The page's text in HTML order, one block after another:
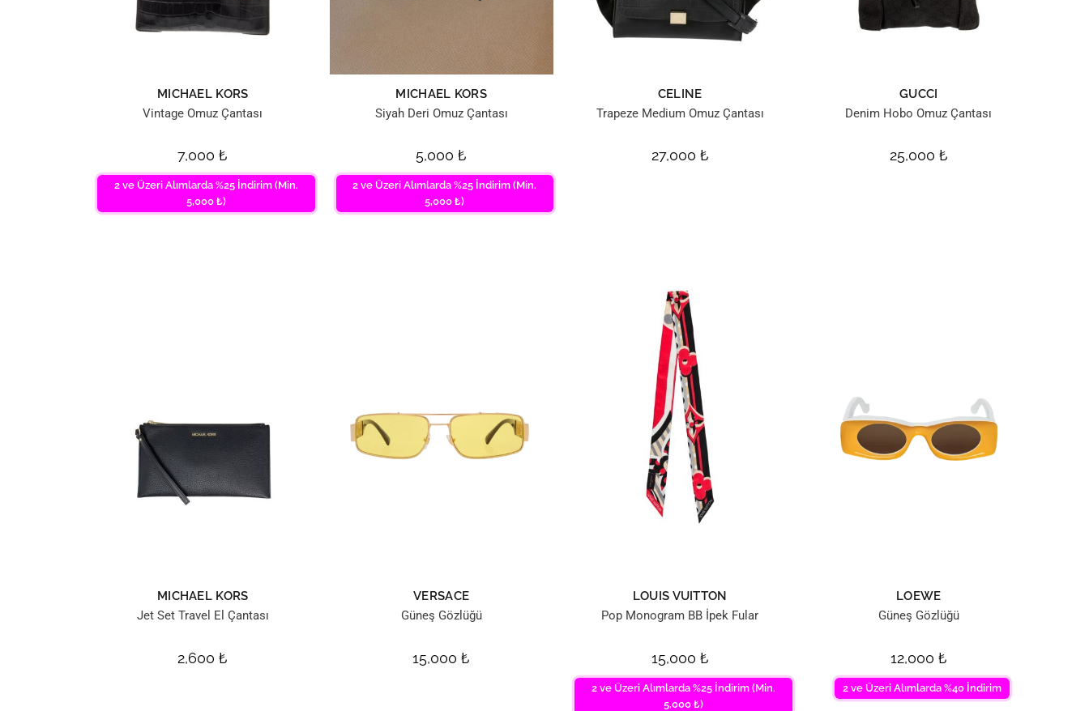
MICHAEL KORS
Vintage Omuz Çantası
7,000₺
2 ve Üzeri Alımlarda %25 İndirim (Min.
5,000 ₺)
MICHAEL KORS
Siyah Deri Omuz Çantası
5,000₺
2 ve Üzeri Alımlarda %25 İndirim (Min.
5,000 ₺)
CELINE
Trapeze Medium Omuz Çantası
27,000 ₺
GUCCI
Denim Hobo Omuz Çantası
25,000 ₺
MICHAEL KORS
Jet Set Travel El Çantası
2,600₺
VERSACE
Güneş Gözlüğü
15,000₺
LOUIS VUITTON
Pop Monogram BB İpek Fular
15,000 ₺
2 ve Üzeri Alımlarda %25 İndirim (Min.
5,000 ₺)
LOEWE
Güneş Gözlüğü
12,000 ₺
2 ve Üzeri Alımlarda %40 İndirim